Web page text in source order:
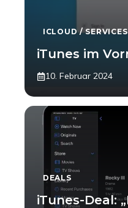
ICLOUD / SERVICES
iTunes im
10. Februar 2024
DEALS
iTunes-Deal: